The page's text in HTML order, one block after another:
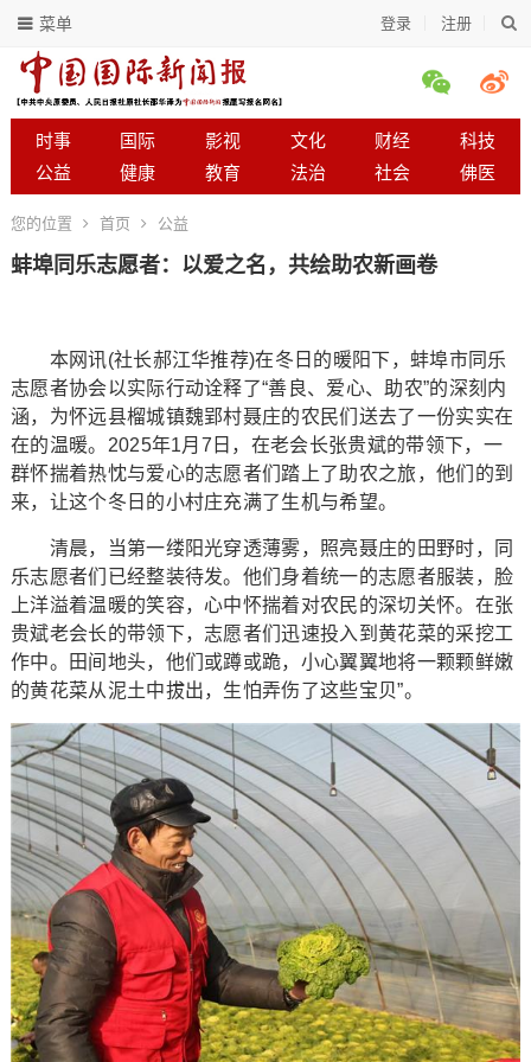
登录 注册
菜单
时事 国际 影视 文化 财经
科技
公益
健康 教育 法治 社会 佛医
您的位置 首页 公益
蚌埠同乐志愿者：以爱之名，共绘助农新画卷
本网讯(社长郝江华推荐)在冬日的暖阳下，蚌埠市同乐
志愿者协会以实际行动诠释了“善良、爱心、助农”的深刻内
涵，为怀远县榴城镇魏郢村聂庄的农民们送去了一份实实在
在的温暖。2025年1月7日，在老会长张贵斌的带领下，一
群怀揣着热忱与爱心的志愿者们踏上了助农之旅，他们的到
来，让这个冬日的小村庄充满了生机与希望。
清晨，当第一缕阳光穿透薄雾，照亮聂庄的田野时，同
乐志愿者们已经整装待发。他们身着统一的志愿者服装，脸
上洋溢着温暖的笑容，心中怀揣着对农民的深切关怀。在张
贵斌老会长的带领下，志愿者们迅速投入到黄花菜的采挖工
作中。田间地头，他们或蹲或跪，小心翼翼地将一颗颗鲜嫩
的黄花菜从泥土中拔出，生怕弄伤了这些宝贝”。